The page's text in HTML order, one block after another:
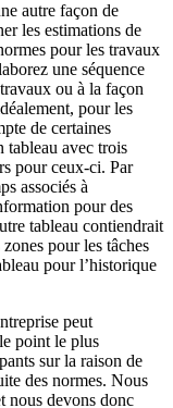
autre façon de
les estimations de
pour les travaux
une séquence
ou à la façon
pour les
de certaines
tableau avec trois
pour ceux-ci. Par
associés à
pour des
tableau contiendrait
pour les tâches
pour l’historique
peut
point le plus
sur la raison de
des normes. Nous
nous devons donc